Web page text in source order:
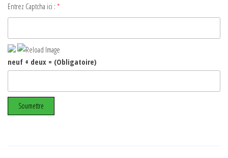
Entrez Captcha ici : *
neuf + deux = (Obligatoire)